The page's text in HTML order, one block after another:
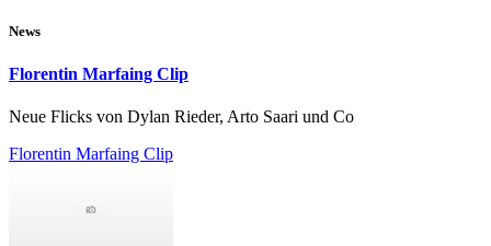
News
Florentin Marfaing Clip
Neue Flicks von Dylan Rieder, Arto Saari und Co
Florentin Marfaing Clip